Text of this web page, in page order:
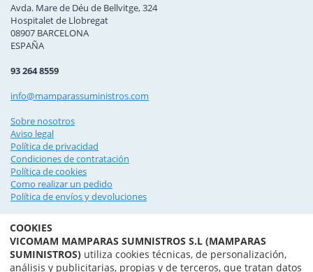
Avda. Mare de Déu de Bellvitge, 324
Hospitalet de Llobregat
08907 BARCELONA
ESPAÑA
93 264 8559
info@mamparassuministros.com
Sobre nosotros
Aviso legal
Política de privacidad
Condiciones de contratación
Política de cookies
Como realizar un pedido
Política de envíos y devoluciones
DÓNDE ESTAMOS
COOKIES
VICOMAM MAMPARAS SUMNISTROS S.L (MAMPARAS
SUMINISTROS) utiliza cookies técnicas, de personalización,
análisis y publicitarias, propias y de terceros, que tratan datos